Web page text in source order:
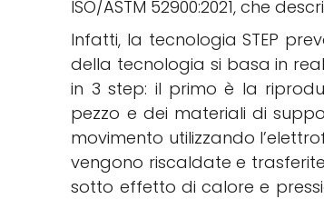
ISO/ASTM 52900:2021, che
Infatti, la tecnologia STEP
della tecnologia si basa in
in 3 step: il primo è la
pezzo e dei materiali di
movimento utilizzando l’
vengono riscaldate e
sotto effetto dicalore e